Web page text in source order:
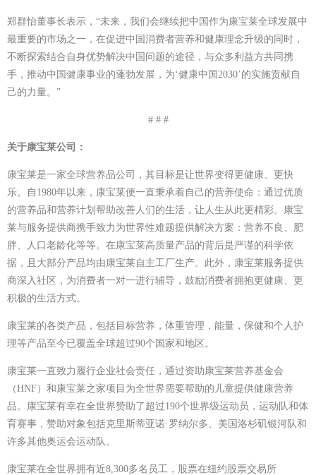
郑群怡董事长表示，“未来，我们会继续把中国作为康宝莱全球发展中
最重要的市场之一，在促进中国消费者营养和健康理念升级的同时，
不断探索结合自身优势解决中国问题的途径，与众多利益方共同携
手，推动中国健康事业的蓬勃发展，为‘健康中国2030’的实施贡献自
己的力量。”
# # #
关于康宝莱公司：
康宝莱是一家全球营养品公司，其目标是让世界变得更健康、更快
乐。自1980年以来，康宝莱便一直秉承着自己的营养使命：通过优质
的营养品和营养计划帮助改善人们的生活，让人生从此更精彩。康宝
莱与服务提供商携手致力为世界性难题提供解决方案：营养不良、肥
胖、人口老龄化等等。在康宝莱高质量产品的背后是严谨的科学依
据，且大部分产品均由康宝莱自主工厂生产。此外，康宝莱服务提供
商深入社区，为消费者一对一进行辅导，鼓励消费者拥抱更健康、更
积极的生活方式。
康宝莱的各类产品，包括目标营养，体重管理，能量，保健和个人护
理等产品至今已覆盖全球超过90个国家和地区。
康宝莱一直致力履行企业社会责任，通过资助康宝莱营养基金会
（HNF）和康宝莱之家项目为全世界需要帮助的儿童提供健康营养
品。康宝莱有幸在全世界赞助了超过190个世界级运动员，运动队和体
育赛事，赞助对象包括克里斯蒂亚诺·罗纳尔多、美国洛杉矶银河队和
许多其他奥运会运动队。
康宝莱在全世界拥有近8,300多名员工，股票在纽约股票交易所